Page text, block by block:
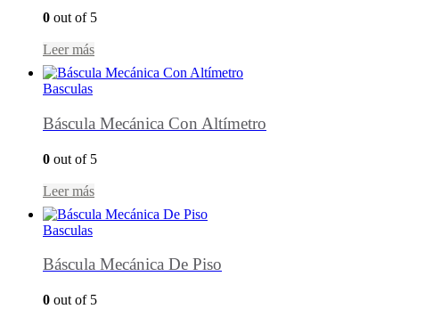
0 out of 5
Leer más
Basculas
Báscula Mecánica Con Altímetro
0 out of 5
Leer más
Basculas
Báscula Mecánica De Piso
0 out of 5